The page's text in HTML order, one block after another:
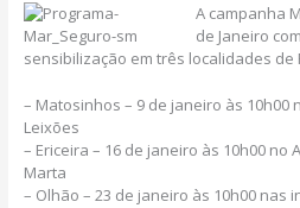
A campanha
de Janeiro
sensibilização em três localidades de
– Matosinhos – 9 de janeiro às 10h00
Leixões
– Ericeira – 16 de janeiro às 10h00 no
Marta
– Olhão – 23 de janeiro às 10h00 nas